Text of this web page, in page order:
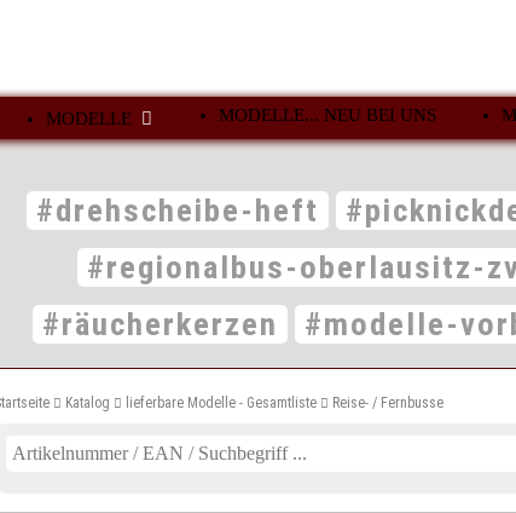
MODELLE MODELLE... NEU BEI UNS
#drehscheibe-heft
#regionalbus-oberlausitz-
#räucherkerzen
#modelle-
Katalog lieferbare Modelle - Gesamtliste Reise- / Fernbusse